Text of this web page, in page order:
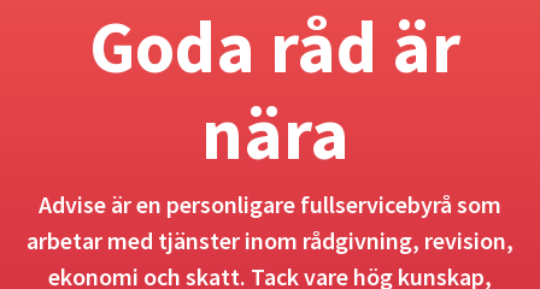
Goda råd är
nära
Advise är en personligare fullservicebyrå som
arbetar med tjänster inom rådgivning, revision,
ekonomi och skatt. Tack vare hög kunskap,